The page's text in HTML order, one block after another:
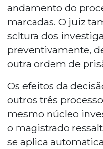
andamento do
marcadas. O juiz
soltura dos
preventivamente,
outra ordem de
Os efeitos da
outros três
mesmo núcleo
o magistrado
se aplica